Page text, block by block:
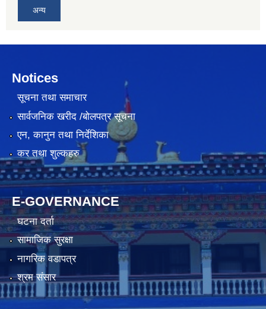
अन्य
Notices
सूचना तथा समाचार
सार्वजनिक खरीद /बोलपत्र सूचना
एन, कानुन तथा निर्देशिका
कर तथा शुल्कहरु
E-GOVERNANCE
घटना दर्ता
सामाजिक सुरक्षा
नागरिक वडापत्र
श्रम संसार